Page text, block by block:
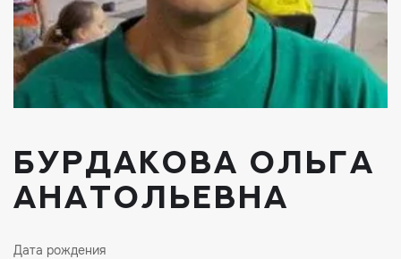
Бурдакова Ольга
Анатольевна
Дата рождения